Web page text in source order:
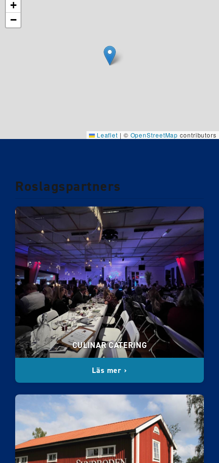
+
−
Leaflet | © OpenStreetMap contributors
Roslagspartners
CULINAR CATERING
Läs mer ›